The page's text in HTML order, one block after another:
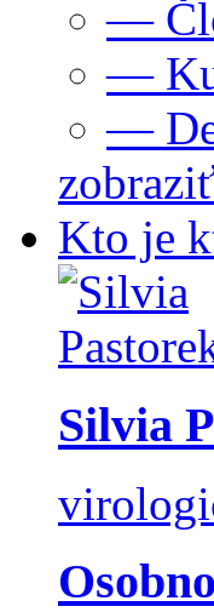
—
—
—
Kto je
Silvia